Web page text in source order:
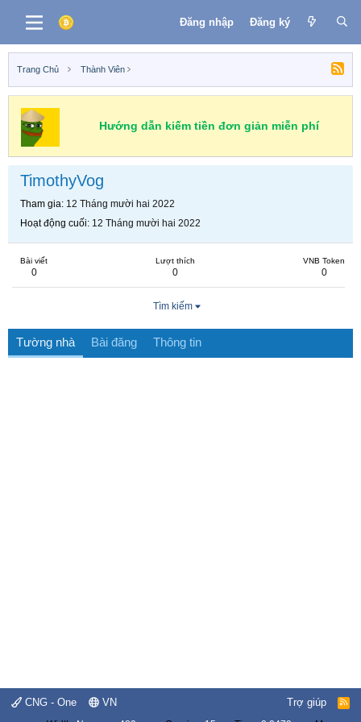
Đăng nhập Đăng ký
Trang Chủ Thành Viên
Hướng dẫn kiếm tiền đơn giản miễn phí
TimothyVog
Tham gia 12 Tháng mười hai 2022
Hoạt động cuối 12 Tháng mười hai 2022
Bài viết
0
Lượt thích
0
VNB Token
0
Tìm kiếm
Tường nhà Bài đăng Thông tin
CNG - One VN Trợ giúp
R